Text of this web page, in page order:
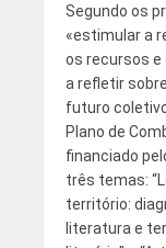
Segundo os
«estimular a
os recursos e
a refletir
futuro
Plano de
financiado
três temas:
território:
literatura e